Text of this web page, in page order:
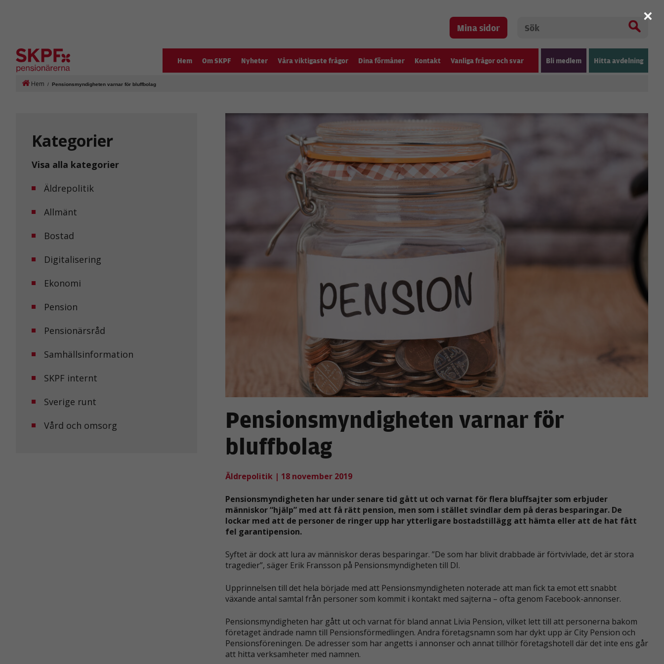
Mina sidor
Hem Om SKPF Nyheter Våra viktigaste frågor Dina förmåner Kontakt Vanliga frågor och svar Bli medlem Hitta avdelning
Hem / Pensionsmyndigheten varnar för bluffbolag
Kategorier
Visa alla kategorier
Äldrepolitik
Allmänt
Bostad
Digitalisering
Ekonomi
Pension
Pensionärsråd
Samhällsinformation
SKPF internt
Sverige runt
Vård och omsorg
Pensionsmyndigheten varnar för
bluffbolag
Äldrepolitik | 18 november 2019
Pensionsmyndigheten har under senare tid gått ut och varnat för flera bluffsajter som erbjuder
människor “hjälp” med att få rätt pension, men som i stället svindlar dem på deras besparingar. De
lockar med att de personer de ringer upp har ytterligare bostadstillägg att hämta eller att de hat fått
fel garantipension.
Syftet är dock att lura av människor deras besparingar. ”De som har blivit drabbade är förtvivlade, det är stora
tragedier”, säger Erik Fransson på Pensionsmyndigheten till DI.
Upprinnelsen till det hela började med att Pensionsmyndigheten noterade att man fick ta emot ett snabbt
växande antal samtal från personer som kommit i kontakt med sajterna – ofta genom Facebook-annonser.
Pensionsmyndigheten har gått ut och varnat för bland annat Livia Pension, vilket lett till att personerna bakom
företaget ändrade namn till Pensionsförmedlingen. Andra företagsnamn som har dykt upp är City Pension och
Pensionsföreningen. De adresser som har angetts i annonser och annat tillhör företagshotell där det inte ens går
att hitta verksamheter med namnen.
×